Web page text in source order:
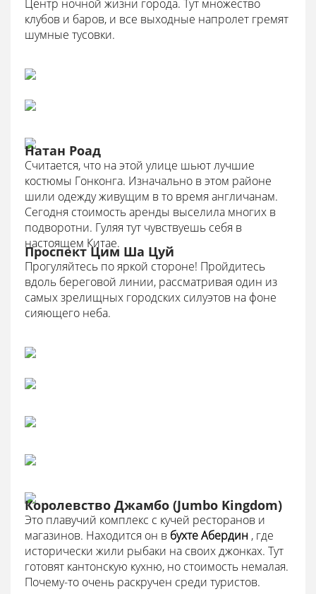
Центр ночной жизни города. Тут множество
клубов и баров, и все выходные напролет гремят
шумные тусовки.
Натан Роад
Считается, что на этой улице шьют лучшие
костюмы Гонконга. Изначально в этом районе
шили одежду живущим в то время англичанам.
Сегодня стоимость аренды выселила многих в
подворотни. Гуляя тут чувствуешь себя в
настоящем Китае.
Проспект Цим Ша Цуй
Прогуляйтесь по яркой стороне! Пройдитесь
вдоль береговой линии, рассматривая один из
самых зрелищных городских силуэтов на фоне
сияющего неба.
Королевство Джамбо (Jumbo Kingdom)
Это плавучий комплекс с кучей ресторанов и
магазинов. Находится он в бухте Абердин , где
исторически жили рыбаки на своих джонках. Тут
готовят кантонскую кухню, но стоимость немалая.
Почему-то очень раскручен среди туристов.